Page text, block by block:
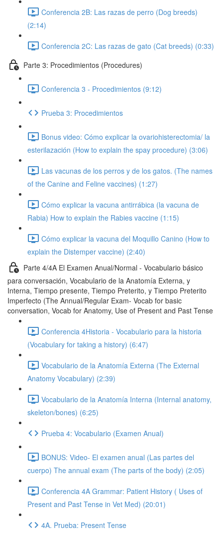
Conferencia 2B: Las razas de perro (Dog breeds)
(2:14)
Conferencia 2C: Las razas de gato (Cat breeds) (0:33)
Parte 3: Procedimientos (Procedures)
Conferencia 3 - Procedimientos (9:12)
Prueba 3: Procedimientos
Bonus video: Cómo explicar la ovariohisterectomia/ la
esterilazación (How to explain the spay procedure) (3:06)
Las vacunas de los perros y de los gatos. (The names
of the Canine and Feline vaccines) (1:27)
Cómo explicar la vacuna antirrábica (la vacuna de
Rabia) How to explain the Rabies vaccine (1:15)
Cómo explicar la vacuna del Moquillo Canino (How to
explain the Distemper vaccine) (2:40)
Parte 4/4A El Examen Anual/Normal - Vocabulario básico
para conversación, Vocabulario de la Anatomía Externa, y
Interna, Tiempo presente, Tiempo Preterito, y Tiempo Preterito
Imperfecto (The Annual/Regular Exam- Vocab for basic
conversation, Vocab for Anatomy, Use of Present and Past Tense
Conferencia 4Historia - Vocabulario para la historia
(Vocabulary for taking a history) (6:47)
Vocabulario de la Anatomía Externa (The External
Anatomy Vocabulary) (2:39)
Vocabulario de la Anatomía Interna (Internal anatomy,
skeleton/bones) (6:25)
Prueba 4: Vocabulario (Examen Anual)
BONUS: Video- El examen anual (Las partes del
cuerpo) The annual exam (The parts of the body) (2:05)
Conferencia 4A Grammar: Patient History ( Uses of
Present and Past Tense in Vet Med) (20:01)
4A. Prueba: Present Tense